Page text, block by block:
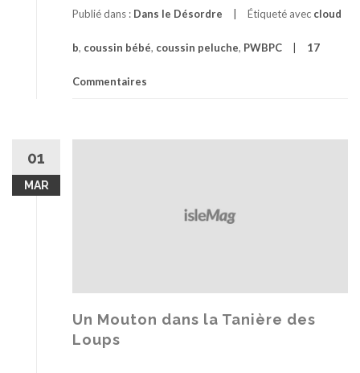
Publié dans : Dans le Désordre Étiqueté avec cloud
b, coussin bébé, coussin peluche, PWBPC 17
Commentaires
01
MAR
Un Mouton dans la Tanière des
Loups